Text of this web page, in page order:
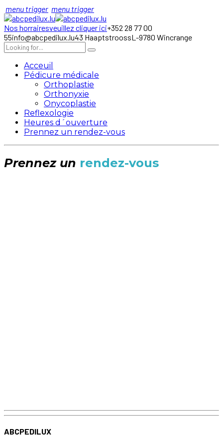
menu trigger menu trigger
Nos horrairesveuillez cliquer ici+352 28 77 00
55info@abcpedilux.lu43 HaaptstroossL-9780 Wincrange
Acceuil
Pédicure médicale
Orthoplastie
Orthonyxie
Onycoplastie
Reflexologie
Heures d´ouverture
Prennez un rendez-vous
Prennez un rendez-vous
ABCPEDILUX